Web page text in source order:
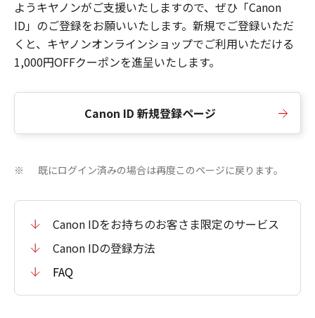
ようキヤノンがご支援いたしますので、ぜひ「Canon
ID」のご登録をお願いいたします。新規でご登録いただ
くと、キヤノンオンラインショップでご利用いただける
1,000円OFFクーポンを進呈いたします。
Canon ID 新規登録ページ
※ 既にログイン済みの場合は再度このページに戻ります。
Canon IDをお持ちのお客さま限定のサービス
Canon IDの登録方法
FAQ